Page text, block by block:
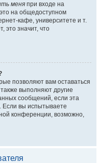
меня при входе на
на общедоступном
кафе, университете и т.
это значит, что
позволяют вам оставаться
выполняют другие
сообщений, если эта
Если вы испытываете
конференции, возможно,